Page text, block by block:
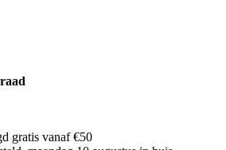
gratis vanaf €50